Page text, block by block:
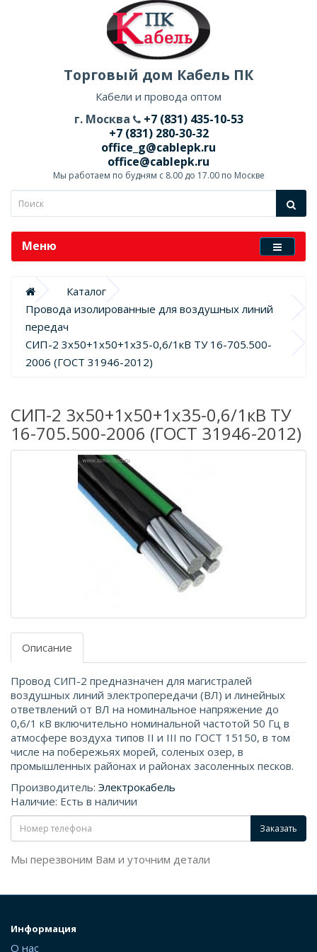
Торговый дом Кабель ПК
Кабели и провода оптом
г. Москва
+7 (831) 435-10-53
+7 (831) 280-30-32
office_g@cablepk.ru
office@cablepk.ru
Мы работаем по будням с 8.00 до 17.00 по Москве
Меню
Каталог
Провода изолированные для воздушных линий
передач
СИП-2 3х50+1х50+1х35-0,6/1кВ ТУ 16-705.500-
2006 (ГОСТ 31946-2012)
СИП-2 3х50+1х50+1х35-0,6/1кВ ТУ
16-705.500-2006 (ГОСТ 31946-2012)
Описание
Провод СИП-2 предназначен для магистралей
воздушных линий электропередачи (ВЛ) и линейных
ответвлений от ВЛ на номинальное напряжение до
0,6/1 кВ включительно номинальной частотой 50 Гц в
атмосфере воздуха типов II и III по ГОСТ 15150, в том
числе на побережьях морей, соленых озер, в
промышленных районах и районах засоленных песков.
Производитель: Электрокабель
Наличие: Есть в наличии
Заказать
Мы перезвоним Вам и уточним детали
Информация
О нас